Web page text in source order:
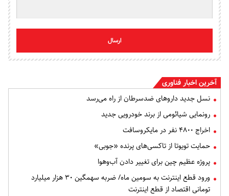
ارسال
آخرین اخبار فناوری
نسل جدید داروهای ضدسرطان از راه می‌رسد
رونمایی شیائومی از برند خودرویی جدید
اخراج ۴۸۰۰ نفر در مایکروسافت
حمایت تویوتا از تاکسی‌های پرنده «جوبی»
پروژه عظیم چین برای تغییر دادن آب‌وهوا
ورود قطع اینترنت به سومین ماه/ ضربه سهمگین ۳۰ هزار میلیارد
تومانی اقتصاد از قطع اینترنت